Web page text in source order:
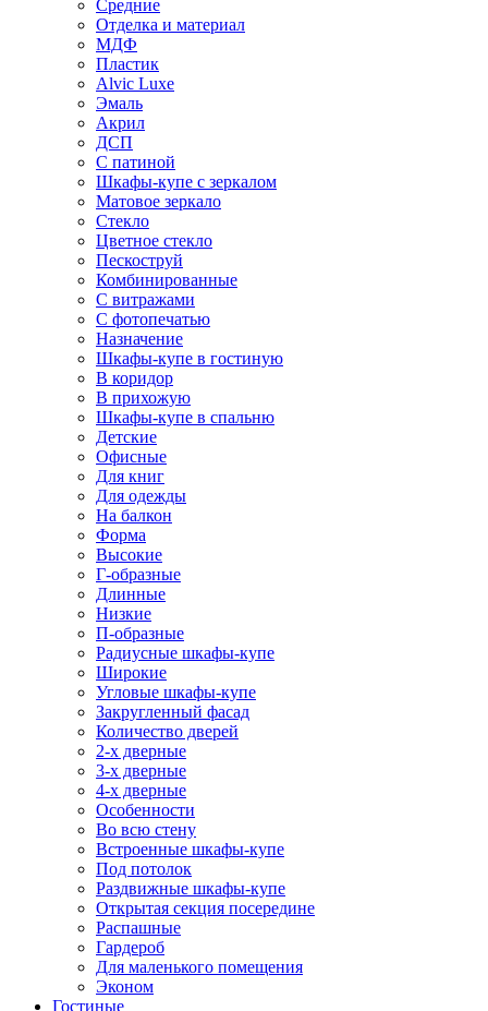
Средние
Отделка и материал
МДФ
Пластик
Alvic Luxe
Эмаль
Акрил
ДСП
С патиной
Шкафы-купе с зеркалом
Матовое зеркало
Стекло
Цветное стекло
Пескоструй
Комбинированные
С витражами
С фотопечатью
Назначение
Шкафы-купе в гостиную
В коридор
В прихожую
Шкафы-купе в спальню
Детские
Офисные
Для книг
Для одежды
На балкон
Форма
Высокие
Г-образные
Длинные
Низкие
П-образные
Радиусные шкафы-купе
Широкие
Угловые шкафы-купе
Закругленный фасад
Количество дверей
2-х дверные
3-х дверные
4-х дверные
Особенности
Во всю стену
Встроенные шкафы-купе
Под потолок
Раздвижные шкафы-купе
Открытая секция посередине
Распашные
Гардероб
Для маленького помещения
Эконом
Гостиные